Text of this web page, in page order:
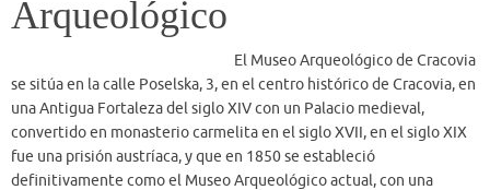
Paleolítico hasta la época moderna. Cuenta con dos exposiciones
procedentes de Egipto ubicado en las plantes inferiores, y la otra
con objetos prehistóricos y medievales en las plantas superiores.
Los Textos de los sarcófagos